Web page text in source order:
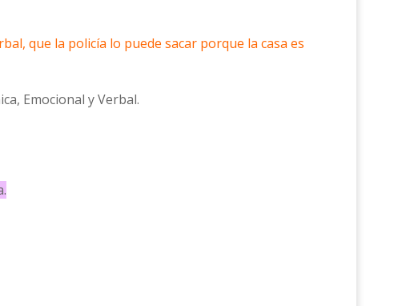
que la policía lo puede sacar porque la casa es
Emocional y Verbal.